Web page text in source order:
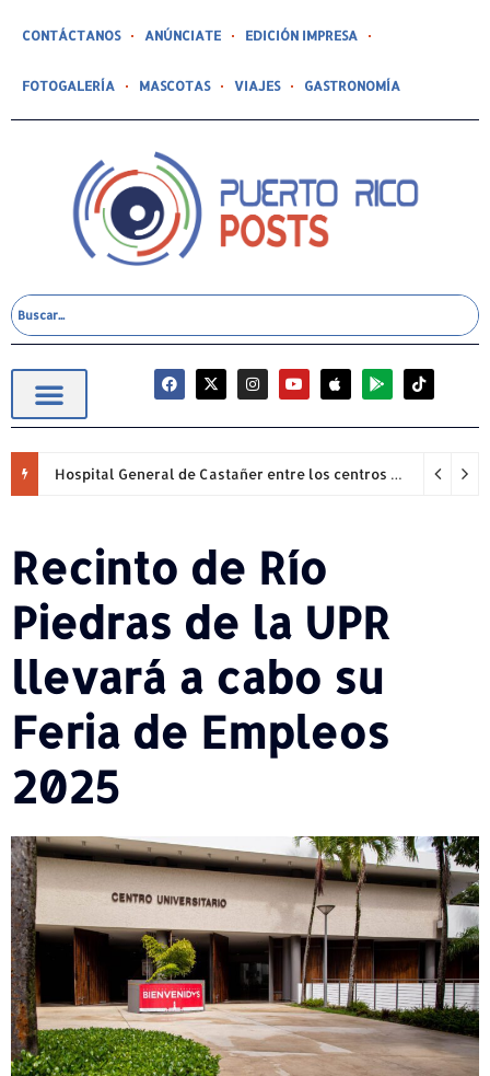
CONTÁCTANOS ANÚNCIATE EDICIÓN IMPRESA
FOTOGALERÍA MASCOTAS VIAJES GASTRONOMÍA
Hospital General de Castañer entre los centros de salud comunitarios con mejor desempeño clínico de Estados Unidos
Recinto de Río
Piedras de la UPR
llevará a cabo su
Feria de Empleos
2025